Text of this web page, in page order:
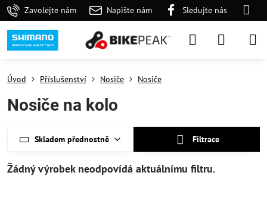
Zavolejte nám Napište nám Sledujte nás
Úvod Příslušenství Nosiče Nosiče
Nosiče na kolo
Skladem přednostně Filtrace